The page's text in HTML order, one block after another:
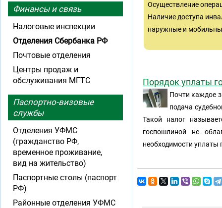
Осуществление
Наличие доступа
наружные и
Порядок уплаты
Почти каждое
подача
Такой налог
госпошлиной не
необходимости
Финансы и связь
Налоговые инспекции
Отделения Сбербанка РФ
Почтовые отделения
Центры продаж и
обслуживания МГТС
Паспортно-визовые
службы
Отделения УФМС
(гражданство РФ,
временное проживание,
вид на жительство)
Паспортные столы (паспорт
РФ)
Районные отделения УФМС